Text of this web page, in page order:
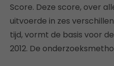
Score. Deze score, over
uitvoerde in zes
tijd, vormt de basis voor
2012. De